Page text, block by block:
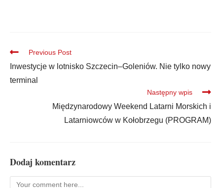
Previous Post
Inwestycje w lotnisko Szczecin–Goleniów. Nie tylko nowy
terminal
Następny wpis
Międzynarodowy Weekend Latarni Morskich i
Latarniowców w Kołobrzegu (PROGRAM)
Dodaj komentarz